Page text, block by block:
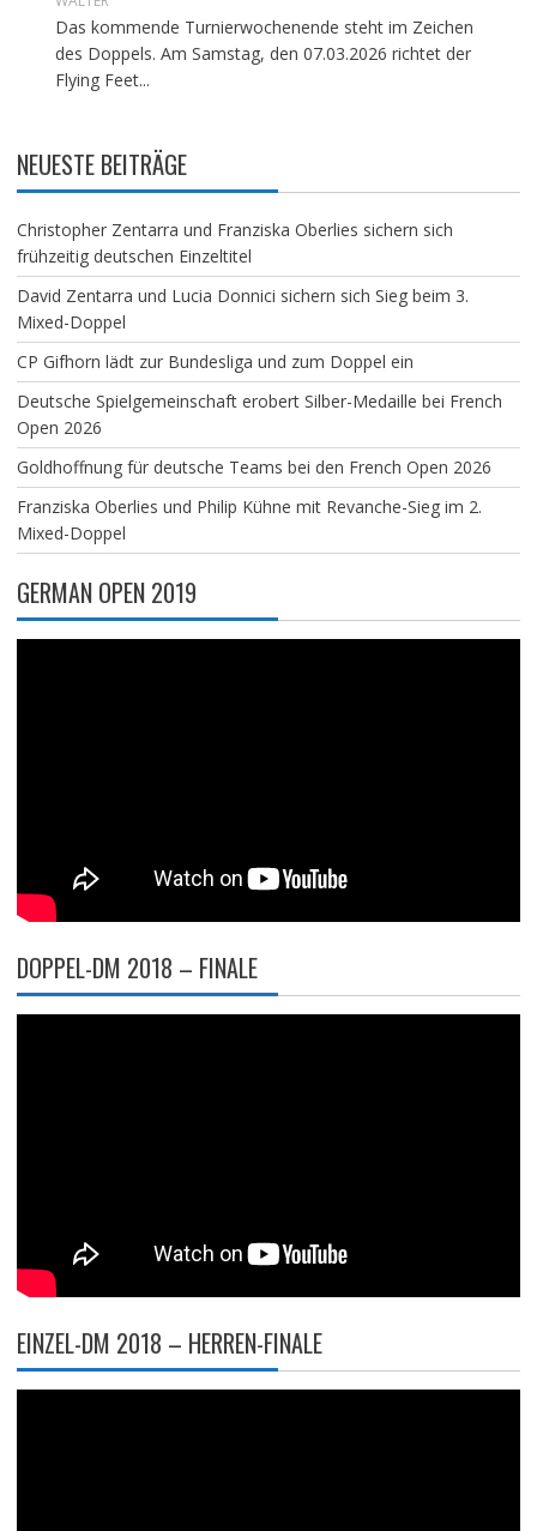
Das kommende Turnierwochenende steht im Zeichen
des Doppels. Am Samstag, den 07.03.2026 richtet der
Flying Feet...
NEUESTE BEITRÄGE
Christopher Zentarra und Franziska Oberlies sichern sich
frühzeitig deutschen Einzeltitel
David Zentarra und Lucia Donnici sichern sich Sieg beim 3.
Mixed-Doppel
CP Gifhorn lädt zur Bundesliga und zum Doppel ein
Deutsche Spielgemeinschaft erobert Silber-Medaille bei French
Open 2026
Goldhoffnung für deutsche Teams bei den French Open 2026
Franziska Oberlies und Philip Kühne mit Revanche-Sieg im 2.
Mixed-Doppel
GERMAN OPEN 2019
DOPPEL-DM 2018 – FINALE
EINZEL-DM 2018 – HERREN-FINALE